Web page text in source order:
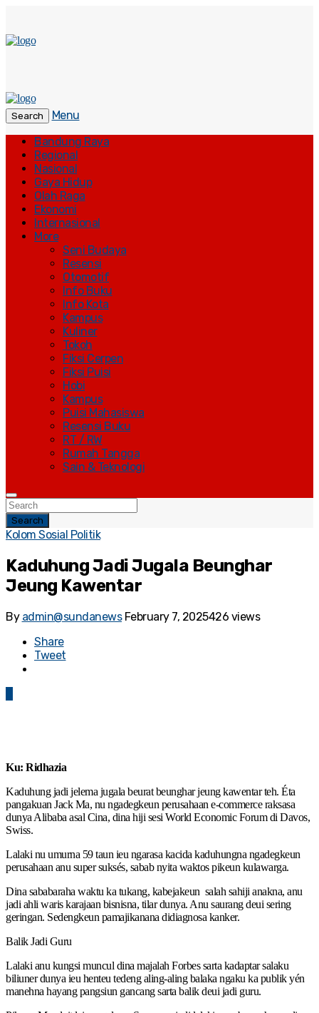
Search
Menu
Bandung Raya
Regional
Nasional
Gaya Hidup
Olah Raga
Ekonomi
Internasional
More
Seni Budaya
Resensi
Otomotif
Info Buku
Info Kota
Kampus
Kuliner
Tokoh
Fiksi Cerpen
Fiksi Puisi
Hobi
Kampus
Puisi Mahasiswa
Resensi Buku
RT / RW
Rumah Tangga
Sain & Teknologi
Search
Kolom Sosial Politik
Kaduhung Jadi Jugala Beunghar
Jeung Kawentar
By admin@sundanews February 7, 2025426 views
Share
Tweet
Ku: Ridhazia
Kaduhung jadi jelema jugala beurat beunghar jeung kawentar teh. Éta
pangakuan Jack Ma, nu ngadegkeun perusahaan e-commerce raksasa
dunya Alibaba asal Cina, dina hiji sesi World Economic Forum di Davos,
Swiss.
Lalaki nu umurna 59 taun ieu ngarasa kacida kaduhungna ngadegkeun
perusahaan anu super suksés, sabab nyita waktos pikeun kulawarga.
Dina sababaraha waktu ka tukang, kabejakeun salah sahiji anakna, anu
jadi ahli waris karajaan bisnisna, tilar dunya. Anu saurang deui sering
geringan. Sedengkeun pamajikanana didiagnosa kanker.
Balik Jadi Guru
Lalaki anu kungsi muncul dina majalah Forbes sarta kadaptar salaku
biliuner dunya ieu henteu tedeng aling-aling balaka ngaku ka publik yén
manehna hayang pangsiun gancang sarta balik deui jadi guru.